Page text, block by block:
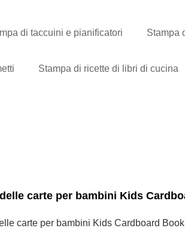
di taccuini e pianificatori Stampa
Stampa di ricette di libri di cucina
carte per bambini Kids
carte per bambini Kids Cardboard